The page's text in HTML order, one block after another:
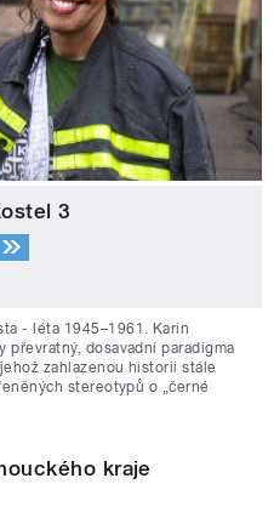
3
- léta 1945–1961. Karin
převratný, dosavadní paradigma
zahlazenou historii stále
stereotypů o „černé
kraje